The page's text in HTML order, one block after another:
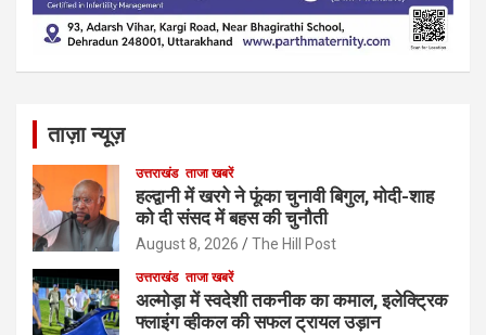
ताज़ा न्यूज़
उत्तराखंड ताजा खबरें
हल्द्वानी में खरगे ने फूंका चुनावी बिगुल, मोदी-शाह
को दी संसद में बहस की चुनौती
August 8, 2026 The Hill Post
उत्तराखंड ताजा खबरें
अल्मोड़ा में स्वदेशी तकनीक का कमाल, इलेक्ट्रिक
फ्लाइंग व्हीकल की सफल ट्रायल उड़ान